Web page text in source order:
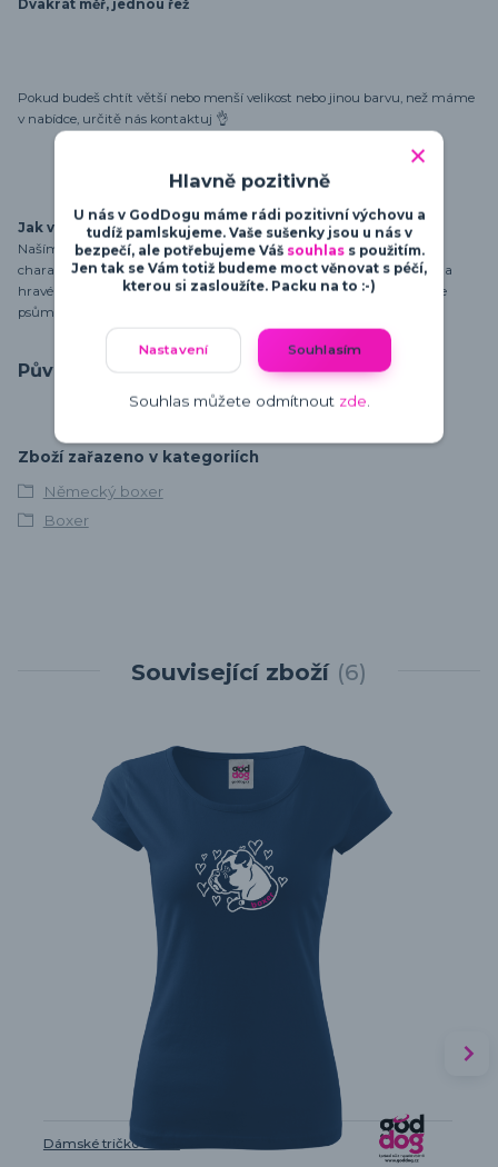
Dvakrát měř, jednou řež
Pokud budeš chtít větší nebo menší velikost nebo jinou barvu, než máme
v nabídce, určitě nás kontaktuj 👌
Jak vznikají motivy
Naším cílem je motivy navrhovat tak, aby zdůraznily osobnost a
charakter psů. Od minimalistických a moderních designů po vtipné a
hravé motivy - najdeš zde vše, co potřebuješ pro vyjádření své lásky ke
psům.
Původ zboží
Zboží zařazeno v kategoriích
Německý boxer
Boxer
Související zboží 6
Dámské tričko Boxer
Hlavně pozitivně
U nás v GodDogu máme rádi pozitivní výchovu a
tudíž pamlskujeme. Vaše sušenky jsou u nás v
bezpečí, ale potřebujeme Váš souhlass použitím.
Jen tak se Vám totiž budeme moct věnovat s péčí,
kterou si zasloužíte. Packu na to :-)
Nastavení Souhlasím
Souhlas můžete odmítnout zde.